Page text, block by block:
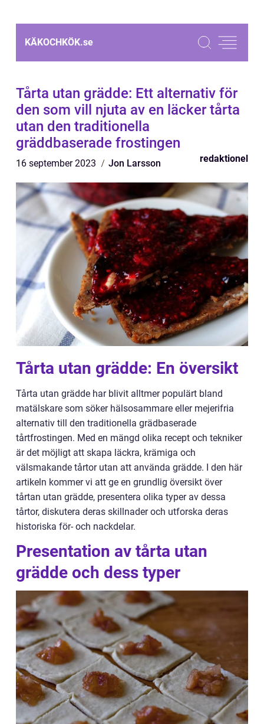
KÄKOCHKÖK.se
Tårta utan grädde: Ett alternativ för
den som vill njuta av en läcker tårta
utan den traditionella
gräddbaserade frostingen
16 september 2023 Jon Larsson redaktionel
Tårta utan grädde: En översikt
Tårta utan grädde har blivit alltmer populärt bland
matälskare som söker hälsosammare eller mejerifria
alternativ till den traditionella grädbaserade
tårtfrostingen. Med en mängd olika recept och tekniker
är det möjligt att skapa läckra, krämiga och
välsmakande tårtor utan att använda grädde. I den här
artikeln kommer vi att ge en grundlig översikt över
tårtan utan grädde, presentera olika typer av dessa
tårtor, diskutera deras skillnader och utforska deras
historiska för- och nackdelar.
Presentation av tårta utan
grädde och dess typer